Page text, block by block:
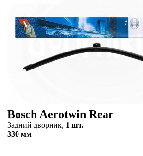
Bosch Aerotwin Rear
Задний дворник, 1 шт.
330 мм